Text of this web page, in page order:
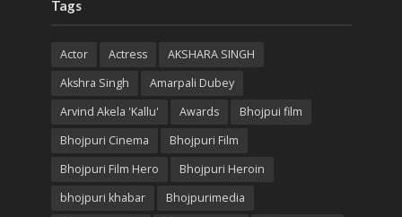
Tags
Actor Actress
AKSHARA SINGH
Akshra Singh
Amarpali Dubey
Arvind Akela 'Kallu'
Awards
Bhojpui film
Bhojpuri Cinema
Bhojpuri Film
Bhojpuri Film Hero
Bhojpuri Heroin
bhojpuri khabar
Bhojpurimedia